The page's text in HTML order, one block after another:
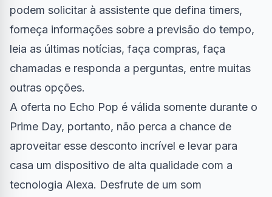
podem solicitar à assistente que defina timers,
forneça informações sobre a previsão do tempo,
leia as últimas notícias, faça compras, faça
chamadas e responda a perguntas, entre muitas
outras opções.
A oferta no Echo Pop é válida somente durante o
Prime Day, portanto, não perca a chance de
aproveitar esse desconto incrível e levar para
casa um dispositivo de alta qualidade com a
tecnologia Alexa. Desfrute de um som